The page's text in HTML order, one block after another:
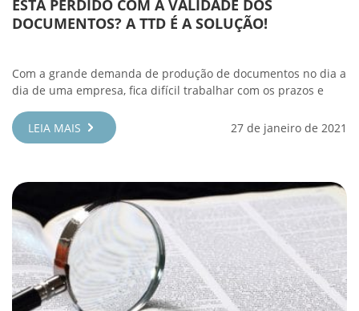
ESTÁ PERDIDO COM A VALIDADE DOS
DOCUMENTOS? A TTD É A SOLUÇÃO!
Com a grande demanda de produção de documentos no dia a
dia de uma empresa, fica difícil trabalhar com os prazos e
LEIA MAIS 27 de janeiro de 2021